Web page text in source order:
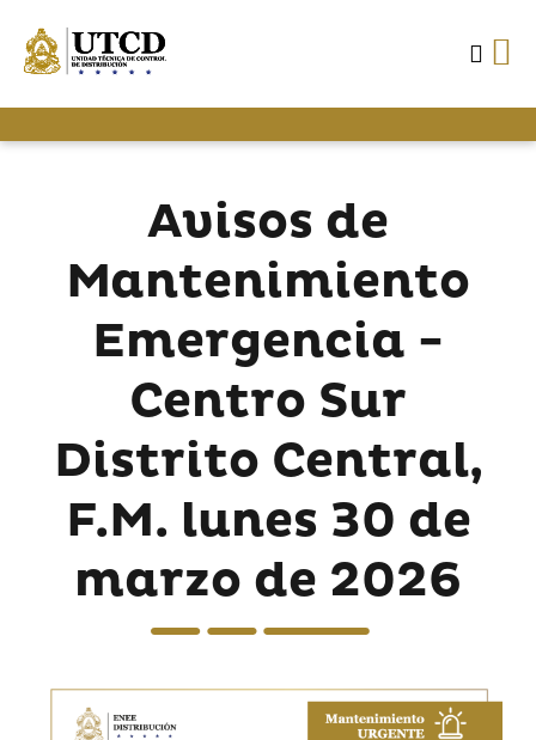
Avisos de
Mantenimiento
Emergencia -
Centro Sur
Distrito Central,
F.M. lunes 30 de
marzo de 2026